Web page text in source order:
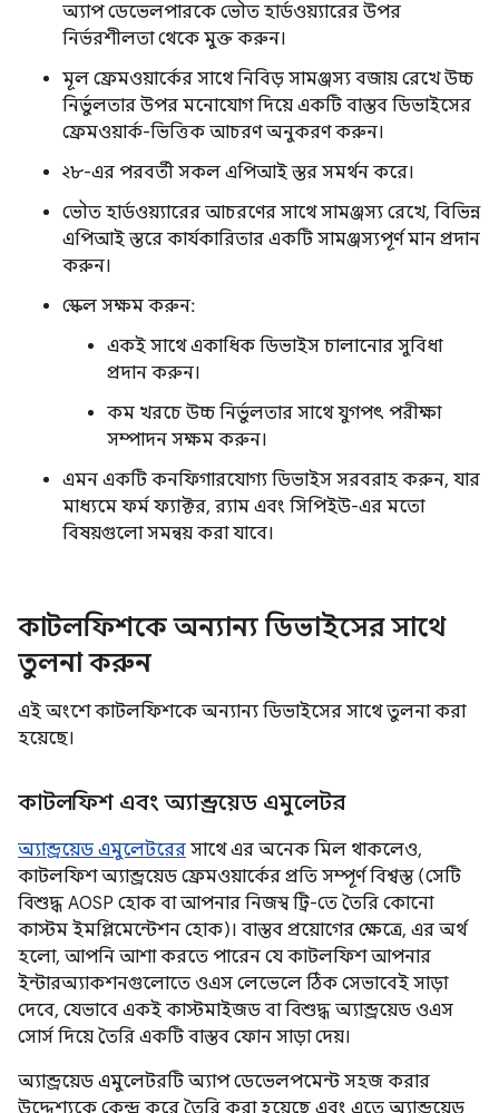
অ্যাপ ডেভেলপারকে ভৌত হার্ডওয়্যারের উপর
নির্ভরশীলতা থেকে মুক্ত করুন।
মূল ফ্রেমওয়ার্কের সাথে নিবিড় সামঞ্জস্য বজায় রেখে উচ্চ
নির্ভুলতার উপর মনোযোগ দিয়ে একটি বাস্তব ডিভাইসের
ফ্রেমওয়ার্ক-ভিত্তিক আচরণ অনুকরণ করুন।
২৮-এর পরবর্তী সকল এপিআই স্তর সমর্থন করে।
ভৌত হার্ডওয়্যারের আচরণের সাথে সামঞ্জস্য রেখে, বিভিন্ন
এপিআই স্তরে কার্যকারিতার একটি সামঞ্জস্যপূর্ণ মান প্রদান
করুন।
স্কেল সক্ষম করুন:
একই সাথে একাধিক ডিভাইস চালানোর সুবিধা
প্রদান করুন।
কম খরচে উচ্চ নির্ভুলতার সাথে যুগপৎ পরীক্ষা
সম্পাদন সক্ষম করুন।
এমন একটি কনফিগারযোগ্য ডিভাইস সরবরাহ করুন, যার
মাধ্যমে ফর্ম ফ্যাক্টর, র‍্যাম এবং সিপিইউ-এর মতো
বিষয়গুলো সমন্বয় করা যাবে।
কাটলফিশকে অন্যান্য ডিভাইসের সাথে
তুলনা করুন
এই অংশে কাটলফিশকে অন্যান্য ডিভাইসের সাথে তুলনা করা
হয়েছে।
কাটলফিশ এবং অ্যান্ড্রয়েড এমুলেটর
অ্যান্ড্রয়েড এমুলেটরের সাথে এর অনেক মিল থাকলেও,
কাটলফিশ অ্যান্ড্রয়েড ফ্রেমওয়ার্কের প্রতি সম্পূর্ণ বিশ্বস্ত (সেটি
বিশুদ্ধ AOSP হোক বা আপনার নিজস্ব ট্রি-তে তৈরি কোনো
কাস্টম ইমপ্লিমেন্টেশন হোক)। বাস্তব প্রয়োগের ক্ষেত্রে, এর অর্থ
হলো, আপনি আশা করতে পারেন যে কাটলফিশ আপনার
ইন্টারঅ্যাকশনগুলোতে ওএস লেভেলে ঠিক সেভাবেই সাড়া
দেবে, যেভাবে একই কাস্টমাইজড বা বিশুদ্ধ অ্যান্ড্রয়েড ওএস
সোর্স দিয়ে তৈরি একটি বাস্তব ফোন সাড়া দেয়।
অ্যান্ড্রয়েড এমুলেটরটি অ্যাপ ডেভেলপমেন্ট সহজ করার
উদ্দেশ্যকে কেন্দ্র করে তৈরি করা হয়েছে এবং এতে অ্যান্ড্রয়েড